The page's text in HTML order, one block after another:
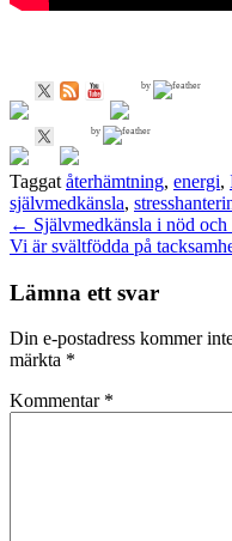
by
by
Taggat återhämtning, energi,
självmedkänsla,
Inläggsnavigering
← Självmedkänsla i nöd och
Vi är svältfödda på
Lämna ett svar
Din e-postadress kommer
märkta *
Kommentar *